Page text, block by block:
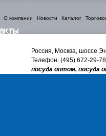
О компании Новости Каталог
Россия, Москва, шоссе
Телефон: (495) 672-29-
посуда оптом, посуда